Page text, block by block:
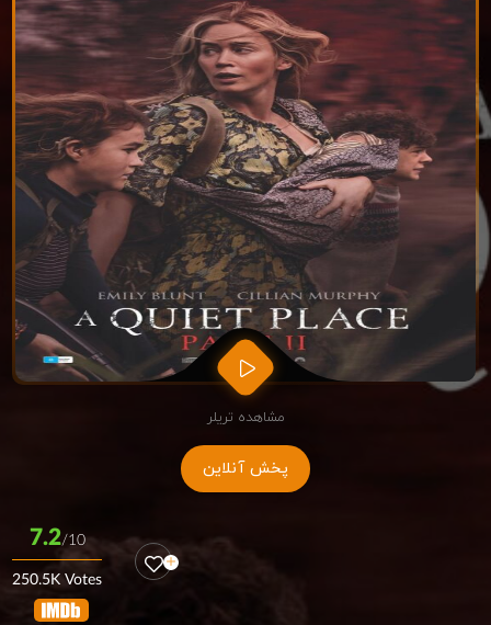
مشاهده تریلر
پخش آنلاین
7.2/10
250.5K Votes